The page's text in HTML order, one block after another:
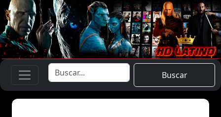
Buscar